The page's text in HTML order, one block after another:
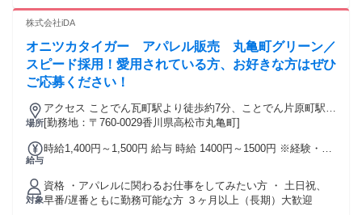
株式会社iDA
オニツカタイガー アパレル販売 丸亀町グリーン／
スピード採用！愛用されている方、お好きな方はぜひ
ご応募ください！
場所
アクセス ことでん瓦町駅より徒歩約7分、ことでん片原町駅よ
り徒歩約10分
[勤務地：〒760-0029香川県高松市丸亀町]
給与
時給1,400円～1,500円 給与 時給 1400円～1500円 ※経験・ス
れます（※上限、条件あり） 交通費：通勤交通費全額支給
対象
資格 ・アパレルに関わるお仕事をしてみたい方 ・ 土日祝、
早番/遅番ともに勤務可能な方 ３ヶ月以上（長期）大歓迎